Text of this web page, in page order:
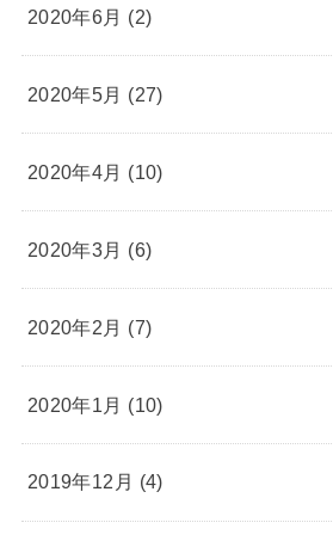
2020年6月 (2)
2020年5月 (27)
2020年4月 (10)
2020年3月 (6)
2020年2月 (7)
2020年1月 (10)
2019年12月 (4)